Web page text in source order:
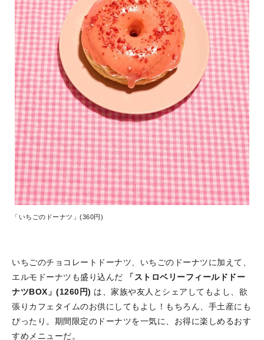
「いちごのドーナツ」(360円)
いちごのチョコレートドーナツ、いちごのドーナツに加えて、
エルモドーナツも盛り込んだ
「ストロベリーフィールドドー
ナツBOX」(1260円) は、家族や友人とシェアしてもよし、欲
張りカフェタイムのお供にしてもよし！もちろん、手土産にも
ぴったり。期間限定のドーナツを一気に、お得に楽しめるおす
すめメニューだ。